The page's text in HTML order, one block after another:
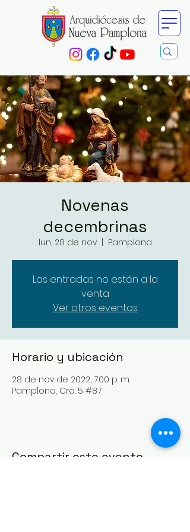
Novenas
decembrinas
lun, 28 de nov
  |
Pamplona
Las entradas no están a la
venta
Ver otros eventos
Horario y ubicación
28 de nov de 2022, 7:00 p. m.
Pamplona, Cra. 5 #87
Compartir este evento